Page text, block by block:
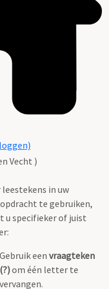
Vecht )
leestekens in uw
te gebruiken,
u specifieker of juist
Gebruik een vraagteken
(?)om één letter te
vervangen.